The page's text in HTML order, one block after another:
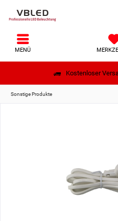
Kostenloser
MENÜ
Sonstige Produkte